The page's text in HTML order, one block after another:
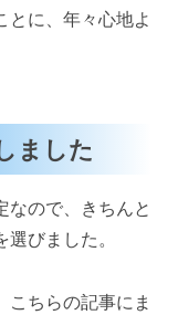
とに、年々心地よ
ました
なので、きちんと
びました。
こちらの記事にま